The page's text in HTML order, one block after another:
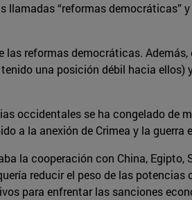
“reformas democráticas”
reformas democráticas. Además,
una posición débil hacia ellos)
occidentales se ha congelado de
a la anexión de Crimea y la guerra
la cooperación con China, Egipto,
reducir el peso de las potencias
para enfrentar las sanciones